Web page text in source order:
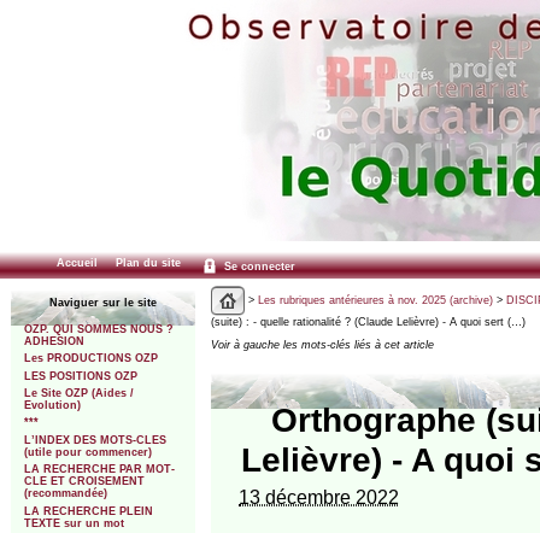
Accueil Plan du site Se connecter
Naviguer sur le site
OZP. QUI SOMMES NOUS ?
ADHESION
Les PRODUCTIONS OZP
LES POSITIONS OZP
Le Site OZP (Aides /
Evolution)
***
L’INDEX DES MOTS-CLES
(utile pour commencer)
LA RECHERCHE PAR MOT-
CLE ET CROISEMENT
(recommandée)
LA RECHERCHE PLEIN
TEXTE sur un mot
> Les rubriques antérieures à nov. 2025 (archive)>
(suite) : - quelle rationalité ? (Claude Lelièvre) - A quoi sert (…)
Voir à gauche les mots-clés liés à cet article
Orthographe
Lelièvre) - A quoi
13 décembre 2022